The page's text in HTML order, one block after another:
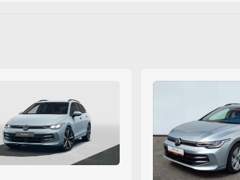
zatmavená zadní
řazení pádly pod